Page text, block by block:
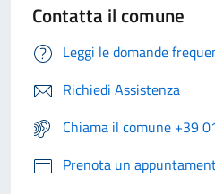
Contatta il comune
Leggi le domande
Richiedi Assistenza
Chiama il comune +39
Prenota un